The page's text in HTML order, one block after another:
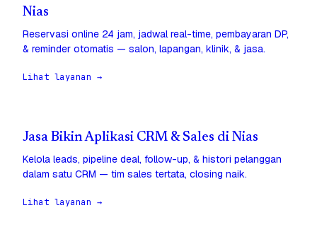
Nias
Reservasi online 24 jam, jadwal real-time, pembayaran DP,
& reminder otomatis — salon, lapangan, klinik, & jasa.
Lihat layanan →
Jasa Bikin Aplikasi CRM & Sales di Nias
Kelola leads, pipeline deal, follow-up, & histori pelanggan
dalam satu CRM — tim sales tertata, closing naik.
Lihat layanan →